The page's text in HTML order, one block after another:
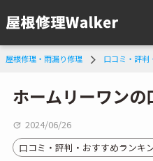
屋根修理・雨漏り修理 口コミ・評判
ホームリーワンの
2024/06/26
口コミ・評判・おすすめランキ